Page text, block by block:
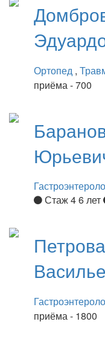
Ортопед ,
приёма - 700
Стаж 4 6 лет
Петрова
приёма - 1800